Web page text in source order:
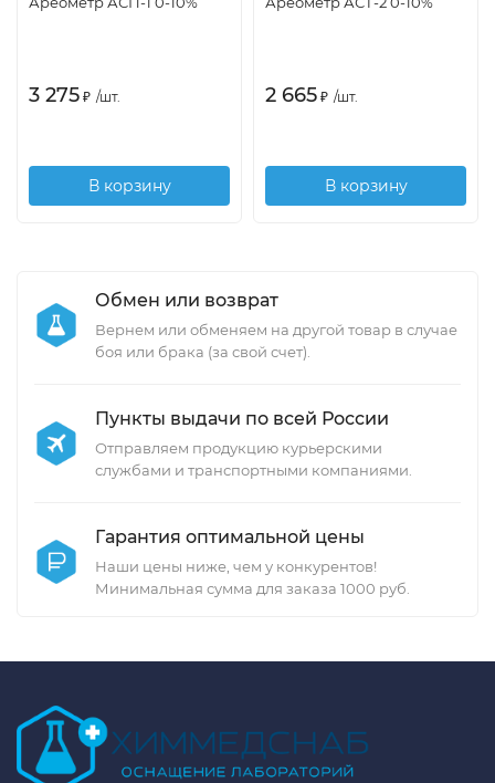
3 275 ₽ /шт.
В корзину
2 665 ₽ /шт.
В корзину
Обмен или возврат
Вернем или обменяем на другой товар в случае
боя или брака (за свой счет).
Пункты выдачи по всей России
Отправляем продукцию курьерскими
службами и транспортными компаниями.
Гарантия оптимальной цены
Наши цены ниже, чем у конкурентов!
Минимальная сумма для заказа 1000 руб.